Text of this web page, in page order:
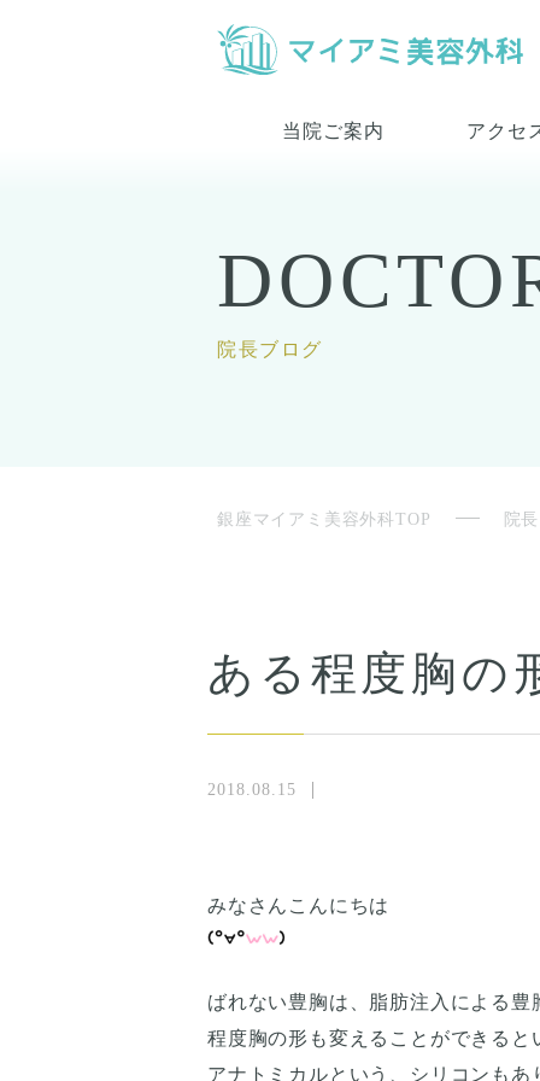
当院ご案内 アクセ
院長ブログ
銀座マイアミ美容外科TOP 院
ある程度胸の
2018.08.15
みなさんこんにちは
ばれない豊胸は、脂肪注入による
程度胸の形も変えることができる
アナトミカルという、シリコンも